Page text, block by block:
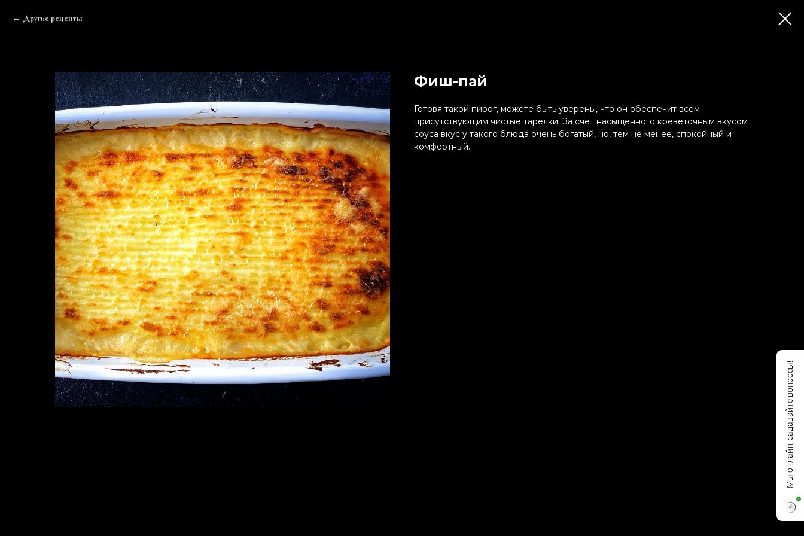
Другие рецепты
Фиш-пай
Готовя такой пирог, можете быть уверены, что он обеспечит всем
присутствующим чистые тарелки. За счёт насыщенного креветочным вкусом
соуса вкус у такого блюда очень богатый, но, тем не менее, спокойный и
комфортный.
Мы онлайн, задавайте вопросы!